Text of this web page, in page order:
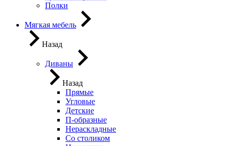
Полки
Мягкая мебель
Назад
Диваны
Назад
Прямые
Угловые
Детские
П-образные
Нераскладные
Со столиком